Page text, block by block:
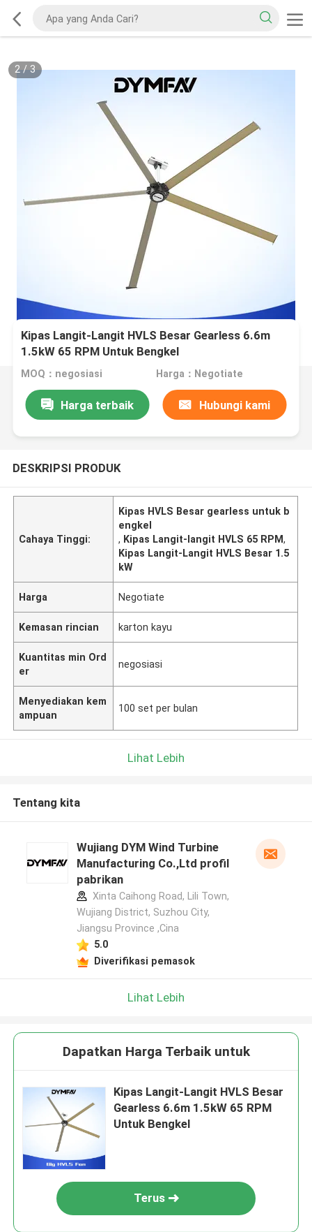
2/3
Kipas Langit-Langit HVLS Besar Gearless 6.6m
1.5kW 65 RPM Untuk Bengkel
MOQ：negosiasi Harga：Negotiate
Harga terbaik Hubungi kami
DESKRIPSI PRODUK
Cahaya Tinggi:
Kipas HVLS Besar gearless untuk b
engkel
, Kipas Langit-langit HVLS 65 RPM,
Kipas Langit-Langit HVLS Besar 1.5
kW
Harga Negotiate
Kemasan rincian karton kayu
Kuantitas min Ord
er
negosiasi
Menyediakan kem
ampuan
100 set per bulan
Lihat Lebih
Tentang kita
Wujiang DYM Wind Turbine
Manufacturing Co.,Ltd profil
pabrikan
Xinta Caihong Road, Lili Town,
Wujiang District, Suzhou City,
Jiangsu Province ,Cina
5.0
Diverifikasi pemasok
Lihat Lebih
Dapatkan Harga Terbaik untuk
Kipas Langit-Langit HVLS Besar
Gearless 6.6m 1.5kW 65 RPM
Untuk Bengkel
Terus